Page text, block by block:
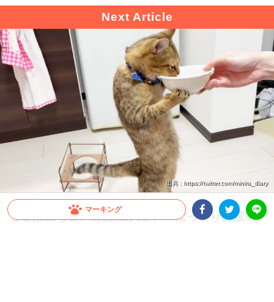
マーキング
出典 : https://twitter.com/minira_diary
ここは立ち食い蕎麦屋かにゃ？ ぽっこりお腹の